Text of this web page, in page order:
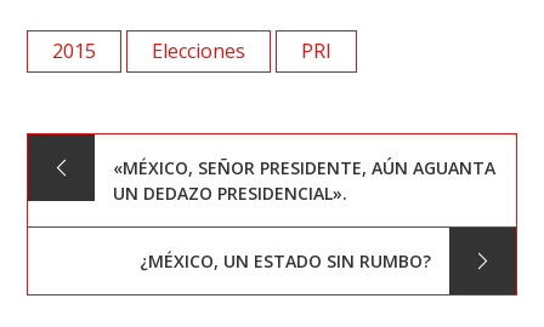
2015 Elecciones PRI
Navegación
de
entradas
«MÉXICO, SEÑOR PRESIDENTE, AÚN AGUANTA
UN DEDAZO PRESIDENCIAL».
¿MÉXICO, UN ESTADO SIN RUMBO?